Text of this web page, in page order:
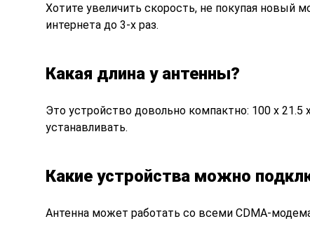
Хотите увеличить скорость, не покупая новый
интернета до 3-х раз.
Какая длина у антенны?
Это устройстводовольно компактно: 100 х 21.5
устанавливать.
Какие устройства можно
Антеннаможет работать со всеми CDMA-